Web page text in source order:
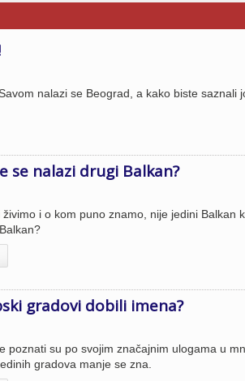
nalazi se Beograd, a kako biste saznali
se nalazi drugi Balkan?
i o kom puno znamo, nije jedini Balkan
gradovi dobili imena?
poznati su po svojim značajnim ulogama u
gradova manje se zna.